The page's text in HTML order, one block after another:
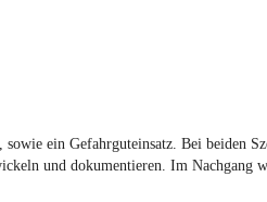
ein Gefahrguteinsatz. Bei beiden
und dokumentieren. Im Nachgang